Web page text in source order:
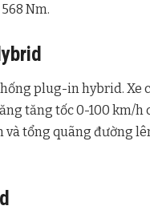
Nm.
plug-in hybrid. Xe
tăng tốc 0-100 km/h
và tổng quãng đường